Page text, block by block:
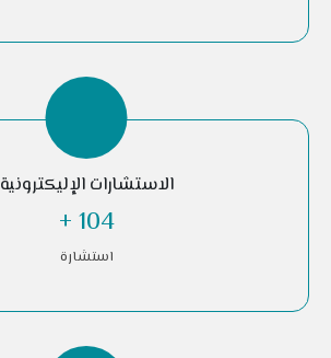
الاستشارات الإليكترونية
246
+
استشارة